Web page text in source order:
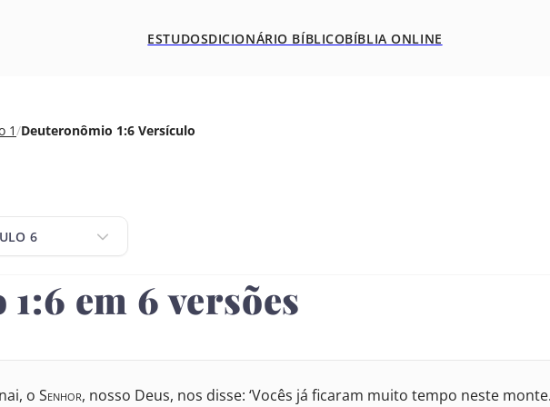
ESTUDOSDICIONÁRIO BÍBLICOBÍBLIA ONLINE
1/Deuteronômio 1:6 Versículo
6
O VERSÍCULO
11 12 13 14
em 6 versões
o Senhor, nosso Deus, nos disse: ‘Vocês já ficaram muito tempo neste